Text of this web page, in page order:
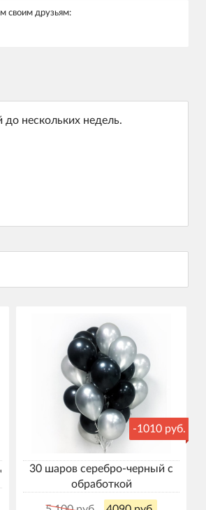
своим друзьям:
нескольких недель.
-1010 руб.
30 шаров серебро-черный с
обработкой